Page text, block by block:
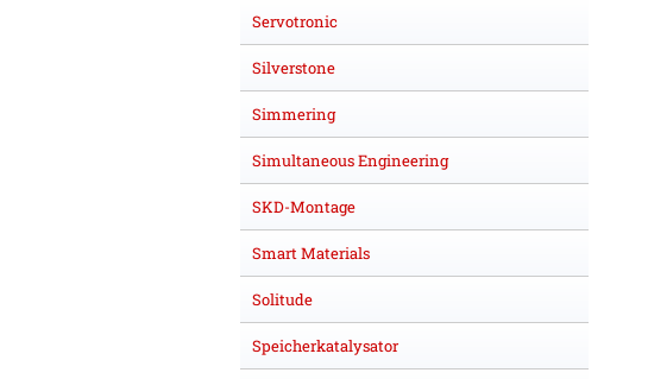
Servotronic
Silverstone
Simmering
Simultaneous Engineering
SKD-Montage
Smart Materials
Solitude
Speicherkatalysator